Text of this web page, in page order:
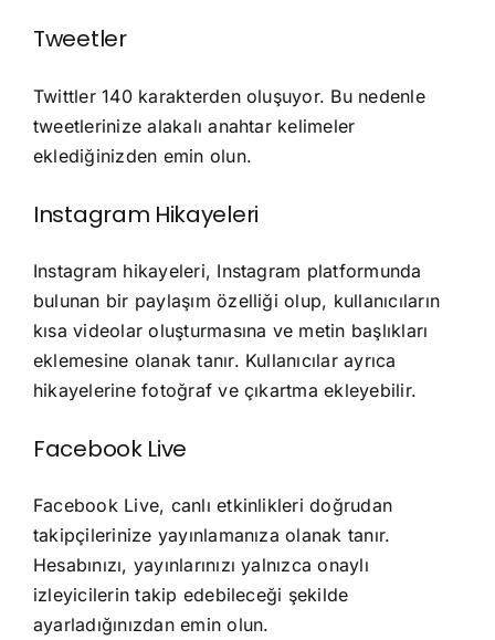
Tweetler
Twittler 140 karakterden oluşuyor. Bu nedenle
tweetlerinize alakalı anahtar kelimeler
eklediğinizden emin olun.
Instagram Hikayeleri
Instagram hikayeleri, Instagram platformunda
bulunan bir paylaşım özelliği olup, kullanıcıların
kısa videolar oluşturmasına ve metin başlıkları
eklemesine olanak tanır. Kullanıcılar ayrıca
hikayelerine fotoğraf ve çıkartma ekleyebilir.
Facebook Live
Facebook Live, canlı etkinlikleri doğrudan
takipçilerinize yayınlamanıza olanak tanır.
Hesabınızı, yayınlarınızı yalnızca onaylı
izleyicilerin takip edebileceği şekilde
ayarladığınızdan emin olun.